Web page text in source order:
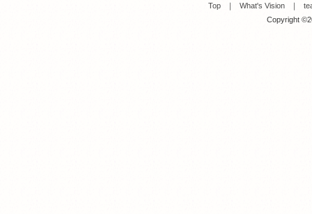
Top ｜ What's Vision ｜
Copyright